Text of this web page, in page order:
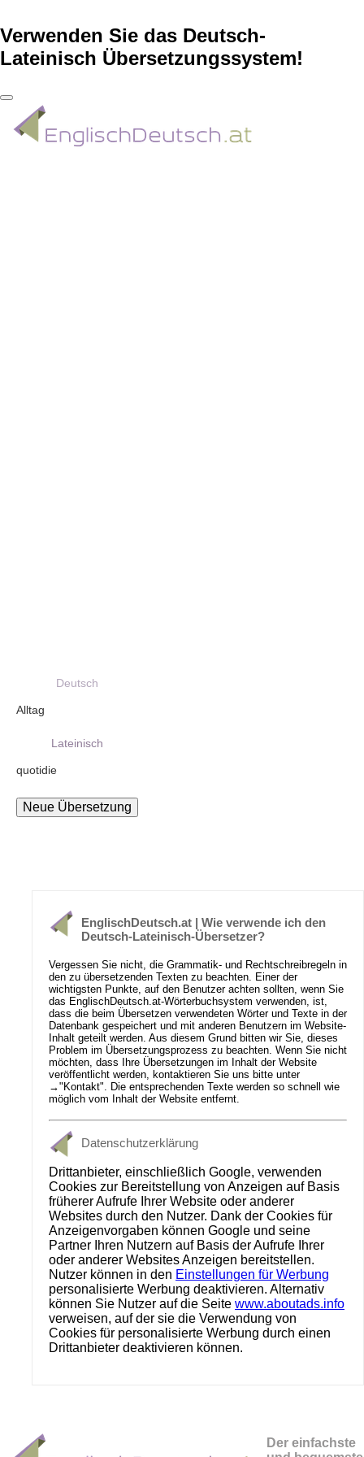
Verwenden Sie das Deutsch-
Lateinisch Übersetzungssystem!
Deutsch
Alltag
Lateinisch
quotidie
EnglischDeutsch.at | Wie verwende ich den
Deutsch-Lateinisch-Übersetzer?
Vergessen Sie nicht, die Grammatik- und Rechtschreibregeln in
den zu übersetzenden Texten zu beachten. Einer der
wichtigsten Punkte, auf den Benutzer achten sollten, wenn Sie
das EnglischDeutsch.at-Wörterbuchsystem verwenden, ist,
dass die beim Übersetzen verwendeten Wörter und Texte in der
Datenbank gespeichert und mit anderen Benutzern im Website-
Inhalt geteilt werden. Aus diesem Grund bitten wir Sie, dieses
Problem im Übersetzungsprozess zu beachten. Wenn Sie nicht
möchten, dass Ihre Übersetzungen im Inhalt der Website
veröffentlicht werden, kontaktieren Sie uns bitte unter
→"Kontakt" . Die entsprechenden Texte werden so schnell wie
möglich vom Inhalt der Website entfernt.
Datenschutzerklärung
Drittanbieter, einschließlich Google, verwenden
Cookies zur Bereitstellung von Anzeigen auf Basis
früherer Aufrufe Ihrer Website oder anderer
Websites durch den Nutzer. Dank der Cookies für
Anzeigenvorgaben können Google und seine
Partner Ihren Nutzern auf Basis der Aufrufe Ihrer
oder anderer Websites Anzeigen bereitstellen.
Nutzer können in den Einstellungen für Werbung
personalisierte Werbung deaktivieren. Alternativ
können Sie Nutzer auf die Seite www.aboutads.info
verweisen, auf der sie die Verwendung von
Cookies für personalisierte Werbung durch einen
Drittanbieter deaktivieren können.
Der einfachste